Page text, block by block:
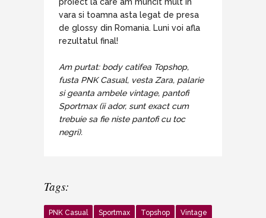
proiect la care am muncit mult in
vara si toamna asta legat de presa
de glossy din Romania. Luni voi afla
rezultatul final!
Am purtat: body catifea Topshop,
fusta PNK Casual, vesta Zara, palarie
si geanta ambele vintage, pantofi
Sportmax (ii ador, sunt exact cum
trebuie sa fie niste pantofi cu toc
negri).
Tags:
PNK Casual Sportmax Topshop Vintage